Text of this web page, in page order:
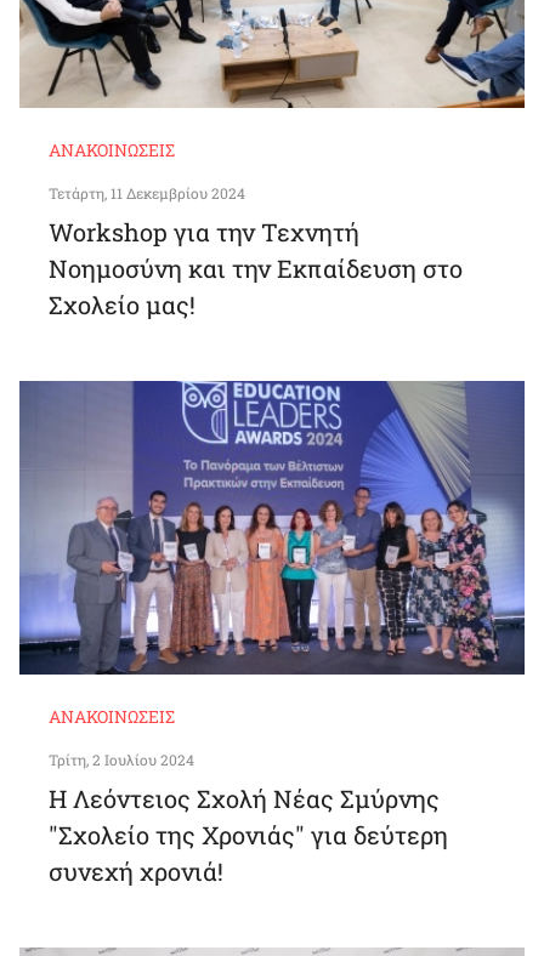
ΑΝΑΚΟΙΝΏΣΕΙΣ
Τετάρτη, 11 Δεκεμβρίου 2024
Workshop για την Τεχνητή
Νοημοσύνη και την Εκπαίδευση στο
Σχολείο μας!
ΑΝΑΚΟΙΝΏΣΕΙΣ
Τρίτη, 2 Ιουλίου 2024
Η Λεόντειος Σχολή Νέας Σμύρνης
"Σχολείο της Χρονιάς" για δεύτερη
συνεχή χρονιά!